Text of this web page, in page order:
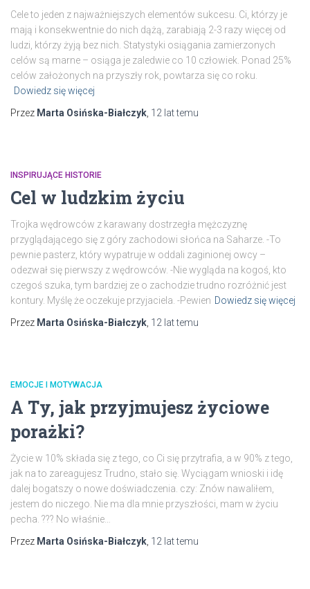
Cele to jeden z najważniejszych elementów sukcesu. Ci, którzy je
mają i konsekwentnie do nich dążą, zarabiają 2-3 razy więcej od
ludzi, którzy żyją bez nich. Statystyki osiągania zamierzonych
celów są marne – osiąga je zaledwie co 10 człowiek. Ponad 25%
celów założonych na przyszły rok, powtarza się co roku.
Dowiedz się więcej
Przez Marta Osińska-Białczyk 12 lattemu
INSPIRUJĄCE HISTORIE
Cel w ludzkim życiu
Trojka wędrowców z karawany dostrzegła mężczyznę
przyglądającego się z góry zachodowi słońca na Saharze. -To
pewnie pasterz, który wypatruje w oddali zaginionej owcy –
odezwał się pierwszy z wędrowców. -Nie wygląda na kogoś, kto
czegoś szuka, tym bardziej ze o zachodzie trudno rozróżnić jest
kontury. Myślę że oczekuje przyjaciela. -Pewien Dowiedz się więcej
Przez Marta Osińska-Białczyk 12 lattemu
EMOCJE I MOTYWACJA
A Ty, jak przyjmujesz życiowe
porażki?
Życie w 10% składa się z tego, co Ci się przytrafia, a w 90% z tego,
jak na to zareagujesz Trudno, stało się. Wyciągam wnioski i idę
dalej bogatszy o nowe doświadczenia. czy: Znów nawaliłem,
jestem do niczego. Nie ma dla mnie przyszłości, mam w życiu
pecha. ??? No właśnie…
Przez Marta Osińska-Białczyk 12 lattemu